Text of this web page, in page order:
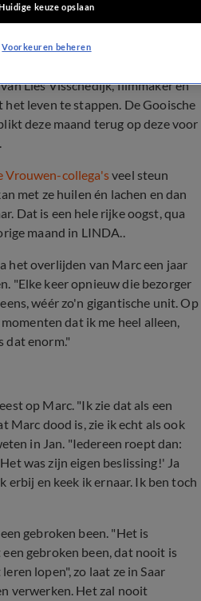
Lies Visschedijk, filmmaker en
leven te stappen. De Gooische
deze maand terug op deze voor
Vrouwen-collega'sveel steun
met ze huilen én lachen en dan
Dat is een hele rijke oogst, qua
maand in LINDA..
het overlijden van Marc een jaar
"Elke keer opnieuw die bezorger
wéér zo'n gigantische unit. Op
dat ik me heel alleen,
dat enorm."
op Marc. "Ik zie dat als een
Marc dood is, zie ik echt als ook
in Jan. "Iedereen roept dan:
was zijn eigen beslissing!' Ja
en keek ik ernaar. Ik ben toch
gebroken been. "Het is
gebroken been, dat nooit is
lopen", zo laat ze in Saar
verwerken. Het zal nooit
keuze opslaan
Voorkeuren beheren